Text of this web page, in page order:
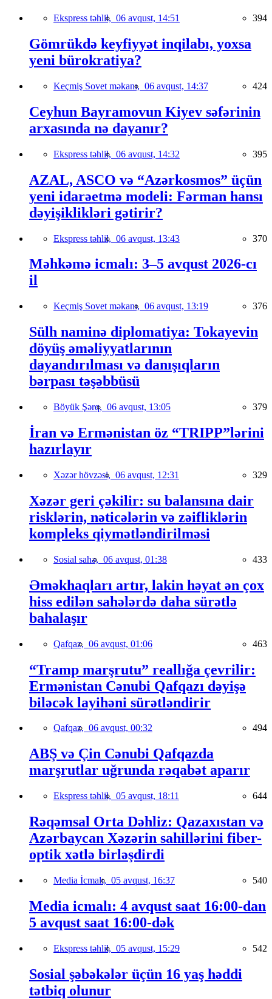
Ekspress təhlil, 06 avqust, 14:51 394
Gömrükdə keyfiyyət inqilabı, yoxsa
yeni bürokratiya?
Keçmiş Sovet məkanı, 06 avqust, 14:37 424
Ceyhun Bayramovun Kiyev səfərinin
arxasında nə dayanır?
Ekspress təhlil, 06 avqust, 14:32 395
AZAL, ASCO və “Azərkosmos” üçün
yeni idarəetmə modeli: Fərman hansı
dəyişiklikləri gətirir?
Ekspress təhlil, 06 avqust, 13:43 370
Məhkəmə icmalı: 3–5 avqust 2026-cı
il
Keçmiş Sovet məkanı, 06 avqust, 13:19 376
Sülh naminə diplomatiya: Tokayevin
döyüş əməliyyatlarının
dayandırılması və danışıqların
bərpası təşəbbüsü
Böyük Şərq, 06 avqust, 13:05 379
İran və Ermənistan öz “TRIPP”lərini
hazırlayır
Xəzər hövzəsi, 06 avqust, 12:31 329
Xəzər geri çəkilir: su balansına dair
risklərin, nəticələrin və zəifliklərin
kompleks qiymətləndirilməsi
Sosial sahə, 06 avqust, 01:38 433
Əməkhaqları artır, lakin həyat ən çox
hiss edilən sahələrdə daha sürətlə
bahalaşır
Qafqaz, 06 avqust, 01:06 463
“Tramp marşrutu” reallığa çevrilir:
Ermənistan Cənubi Qafqazı dəyişə
biləcək layihəni sürətləndirir
Qafqaz, 06 avqust, 00:32 494
ABŞ və Çin Cənubi Qafqazda
marşrutlar uğrunda rəqabət aparır
Ekspress təhlil, 05 avqust, 18:11 644
Rəqəmsal Orta Dəhliz: Qazaxıstan və
Azərbaycan Xəzərin sahillərini fiber-
optik xətlə birləşdirdi
Media İcmalı, 05 avqust, 16:37 540
Media icmalı: 4 avqust saat 16:00-dan
5 avqust saat 16:00-dək
Ekspress təhlil, 05 avqust, 15:29 542
Sosial şəbəkələr üçün 16 yaş həddi
tətbiq olunur